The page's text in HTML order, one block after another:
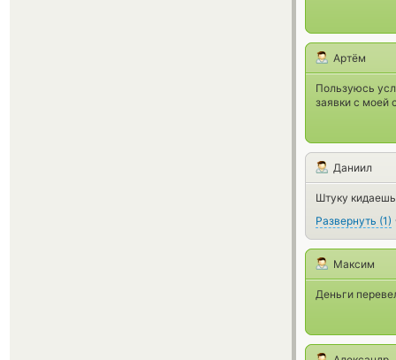
Артём
Пользуюсь
заявки с моей
Даниил
Штуку
Развернуть (1)
Максим
Деньги